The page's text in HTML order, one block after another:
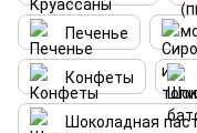
Печенье
Конфеты
Шоколадная